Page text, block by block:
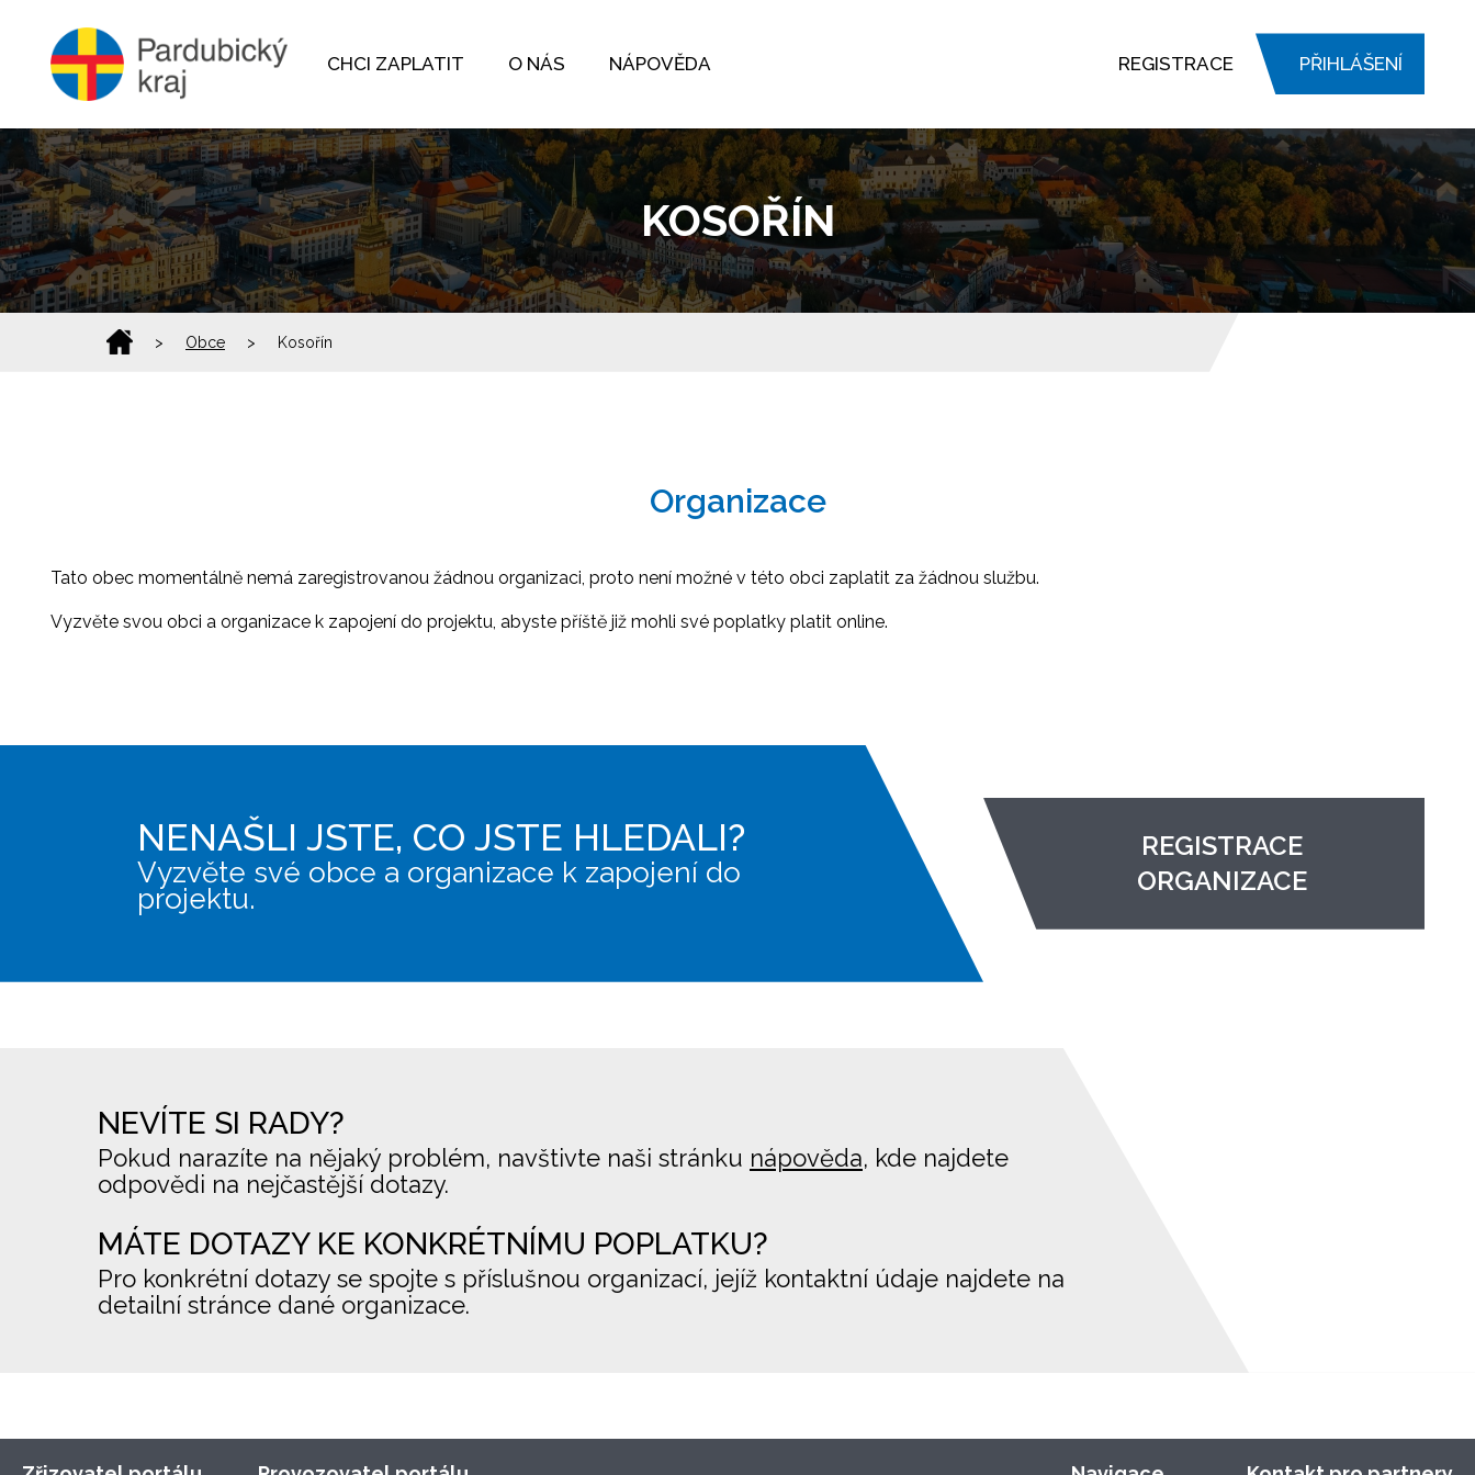
CHCI ZAPLATIT O NÁS NÁPOVĚDA REGISTRACE PŘIHLÁŠENÍ
KOSOŘÍN
> Obce > Kosořín
Organizace
Tato obec momentálně nemá zaregistrovanou žádnou organizaci, proto není možné v této obci zaplatit za žádnou službu.
Vyzvěte svou obci a organizace k zapojení do projektu, abyste příště již mohli své poplatky platit online.
NENAŠLI JSTE, CO JSTE HLEDALI?
Vyzvěte své obce a organizace k zapojení do
projektu.
REGISTRACE
ORGANIZACE
NEVÍTE SI RADY?
Pokud narazíte na nějaký problém, navštivte naši stránku nápověda, kde najdete
odpovědi na nejčastější dotazy.
MÁTE DOTAZY KE KONKRÉTNÍMU POPLATKU?
Pro konkrétní dotazy se spojte s příslušnou organizací, jejíž kontaktní údaje najdete na
detailní stránce dané organizace.